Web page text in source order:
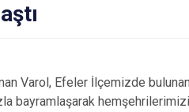
Varol, Efeler İlçemizde
bayramlaşarak